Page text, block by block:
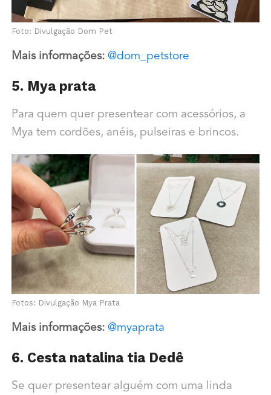
Foto: Divulgação Dom Pet
Mais informações: @dom_petstore
5. Mya prata
Para quem quer presentear com acessórios, a
Mya tem cordões, anéis, pulseiras e brincos.
Fotos: Divulgação Mya Prata
Mais informações: @myaprata
6. Cesta natalina tia Dedê
Se quer presentear alguém com uma linda